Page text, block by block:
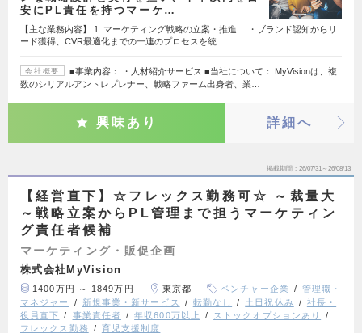
安にPL責任を持つマーケ…
【主な業務内容】 1. マーケティング戦略の立案・推進 ・ブランド認知からリ
ード獲得、CVR最適化までの一連のプロセスを統…
会社概要
■事業内容： ・人材紹介サービス ■当社について： MyVisionは、複
数のシリアルアントレプレナー、戦略ファーム出身者、業…
興味あり 詳細へ
掲載期間 26/07/31～26/08/13
【経営直下】☆フレックス勤務可☆ ～裁量大
～戦略立案からPL管理まで担うマーケティン
グ責任者候補
マーケティング・販促企画
株式会社MyVision
1400万円 ～ 1849万円 東京都 ベンチャー企業
管理職・
マネジャー
新規事業・新サービス 転勤なし 土日祝休み
社長・
役員直下
事業責任者 年収600万以上
ストックオプションあり
フレックス勤務
育児支援制度